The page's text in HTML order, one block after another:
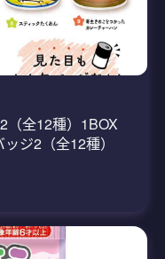
（全12種）1BOX
ジ2（全12種）